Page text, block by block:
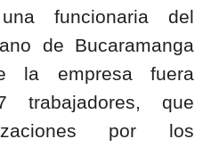
funcionaria del
de Bucaramanga
la empresa fuera
trabajadores, que
por los